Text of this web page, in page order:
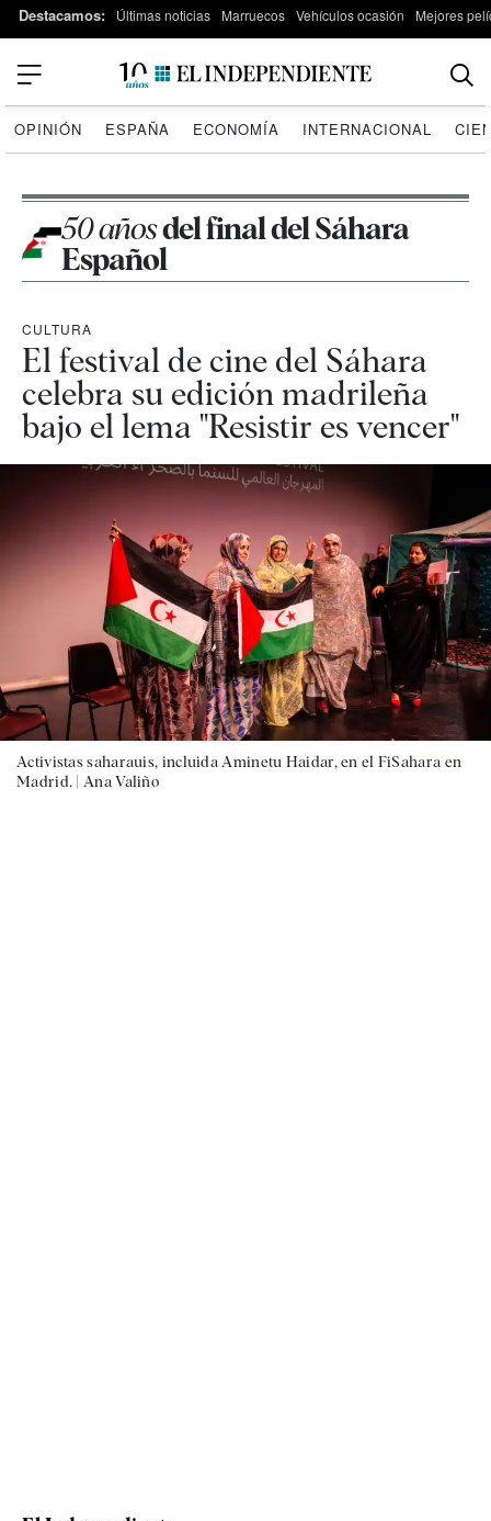
Destacamos: Últimas noticias Marruecos Vehículos ocasión Mejores
OPINIÓN ESPAÑA ECONOMÍA INTERNACIONAL
50 añosdel final del Sáhara
Español
CULTURA
El festival de cine del Sáhara
celebra su edición madrileña
bajo el lema "Resistir es vencer"
Activistas saharauis, incluida Aminetu Haidar, en el FiSahara en
Madrid. | Ana Valiño